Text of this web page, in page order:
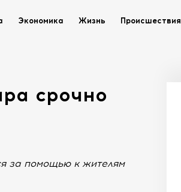
Экономика Жизнь Происшествия
срочно
за помощью к жителям